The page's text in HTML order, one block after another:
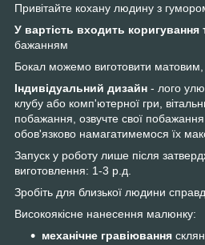
Привітайте кохану людину з
У вартість входить коригування
бажанням
Бокал можемо виготовити
Індивідуальний дизайн - лого
клубу або комп'ютерної гри,
побажання, озвучте свої
обов'язково намагатимемося їх
Запуск у роботу лише після
виготовлення: 1-3 р.д.
Зробіть для близької людини
Високоякісне нанесення малюнку:
механічне гравіювання